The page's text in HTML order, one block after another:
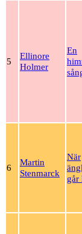
5
Ellinore
Holmer
En
6
Martin
Stenmarck
När
går